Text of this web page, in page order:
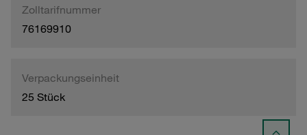
Zolltarifnummer
76169910
Verpackungseinheit
25 Stück